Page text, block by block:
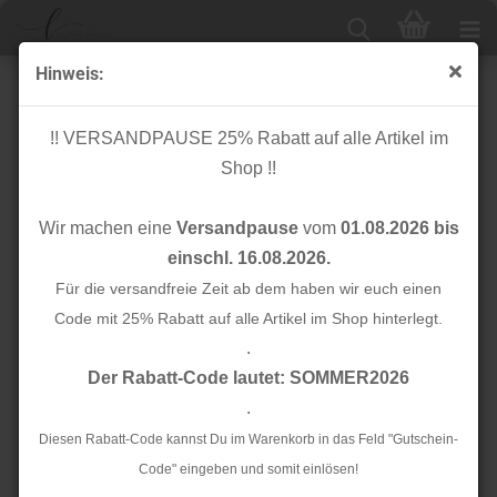
Hinweis:
!! VERSANDPAUSE 25% Rabatt auf alle Artikel im
Shop !!
Wir machen eine Versandpausevom 01.08.2026 bis
einschl. 16.08.2026.
Für die versandfreie Zeit ab dem haben wir euch einen
Code mit 25% Rabatt auf alle Artikel im Shop hinterlegt.
.
Der Rabatt-Code lautet: SOMMER2026
.
Diesen Rabatt-Code kannst Du im Warenkorb in das Feld "Gutschein-
Code" eingeben und somit einlösen!
Gurtband - 25mm - dunkelgelb - Rico Design